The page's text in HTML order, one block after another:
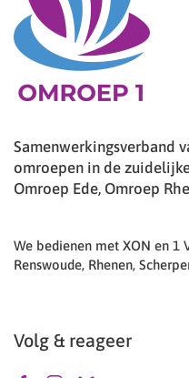
Samenwerkingsverband
omroepen in de
Omroep Ede, Omroep
We bedienen met XON en 1
Renswoude, Rhenen,
Volg & reageer